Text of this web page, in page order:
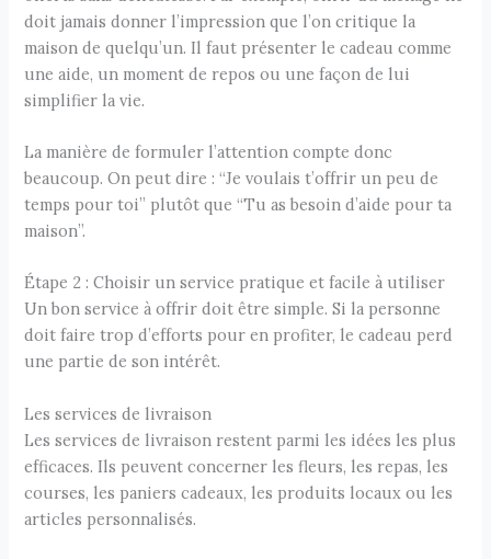
doit jamais donner l’impression que l’on critique la
maison de quelqu’un. Il faut présenter le cadeau comme
une aide, un moment de repos ou une façon de lui
simplifier la vie.
La manière de formuler l’attention compte donc
beaucoup. On peut dire : “Je voulais t’offrir un peu de
temps pour toi” plutôt que “Tu as besoin d’aide pour ta
maison”.
Étape 2 : Choisir un service pratique et facile à utiliser
Un bon service à offrir doit être simple. Si la personne
doit faire trop d’efforts pour en profiter, le cadeau perd
une partie de son intérêt.
Les services de livraison
Les services de livraison restent parmi les idées les plus
efficaces. Ils peuvent concerner les fleurs, les repas, les
courses, les paniers cadeaux, les produits locaux ou les
articles personnalisés.